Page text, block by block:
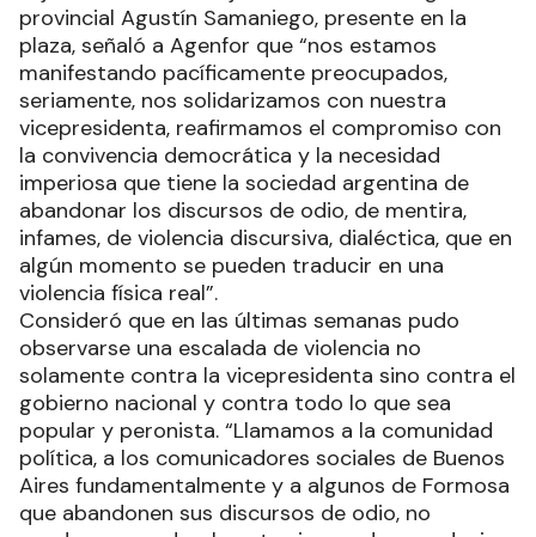
provincial Agustín Samaniego, presente en la
plaza, señaló a Agenfor que “nos estamos
manifestando pacíficamente preocupados,
seriamente, nos solidarizamos con nuestra
vicepresidenta, reafirmamos el compromiso con
la convivencia democrática y la necesidad
imperiosa que tiene la sociedad argentina de
abandonar los discursos de odio, de mentira,
infames, de violencia discursiva, dialéctica, que en
algún momento se pueden traducir en una
violencia física real”.
Consideró que en las últimas semanas pudo
observarse una escalada de violencia no
solamente contra la vicepresidenta sino contra el
gobierno nacional y contra todo lo que sea
popular y peronista. “Llamamos a la comunidad
política, a los comunicadores sociales de Buenos
Aires fundamentalmente y a algunos de Formosa
que abandonen sus discursos de odio, no